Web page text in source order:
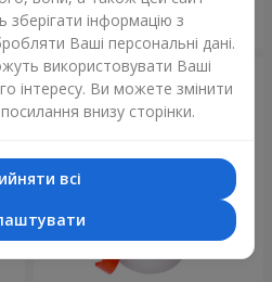
Замовити
інформацію з
Ваші персональні дані.
використовувати Ваші
інтересу. Ви можете змінити
внизу сторінки.
всі